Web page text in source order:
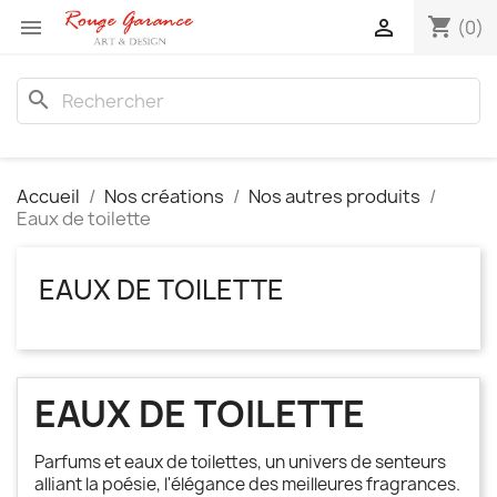
 shopping_cart (0)

search
Accueil Nos créations
Nos autres produits
Eaux de toilette
EAUX DE TOILETTE
EAUX DE TOILETTE
Parfums et eaux de toilettes, un univers de senteurs
alliant la poésie, l'élégance des meilleures fragrances.